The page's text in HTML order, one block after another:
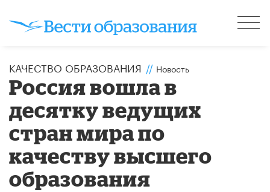
КАЧЕСТВО ОБРАЗОВАНИЯ // Новость
Россия вошла в
десятку ведущих
стран мира по
качеству высшего
образования